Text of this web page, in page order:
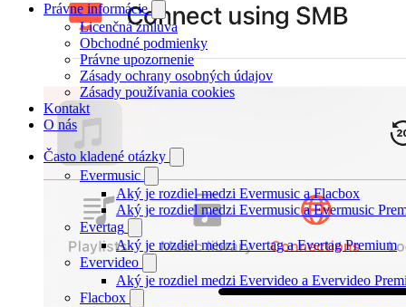
Právne informácie
Licenčná zmluva
Obchodné podmienky
Právne upozornenie
Zásady ochrany osobných údajov
Zásady používania cookies
Kontakt
O nás
Často kladené otázky
Evermusic
Aký je rozdiel medzi Evermusic a Flacbox
Aký je rozdiel medzi Evermusic a Evermusic
Evertag
Aký je rozdiel medzi Evertag a Evertag Premium
Evervideo
Aký je rozdiel medzi Evervideo a Evervideo
Flacbox